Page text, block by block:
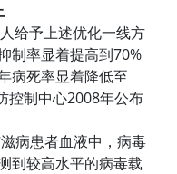
给予上述优化一线方
制率显着提高到70%
病死率显着降低至
控制中心2008年公布
病患者血液中，病毒
到较高水平的病毒载